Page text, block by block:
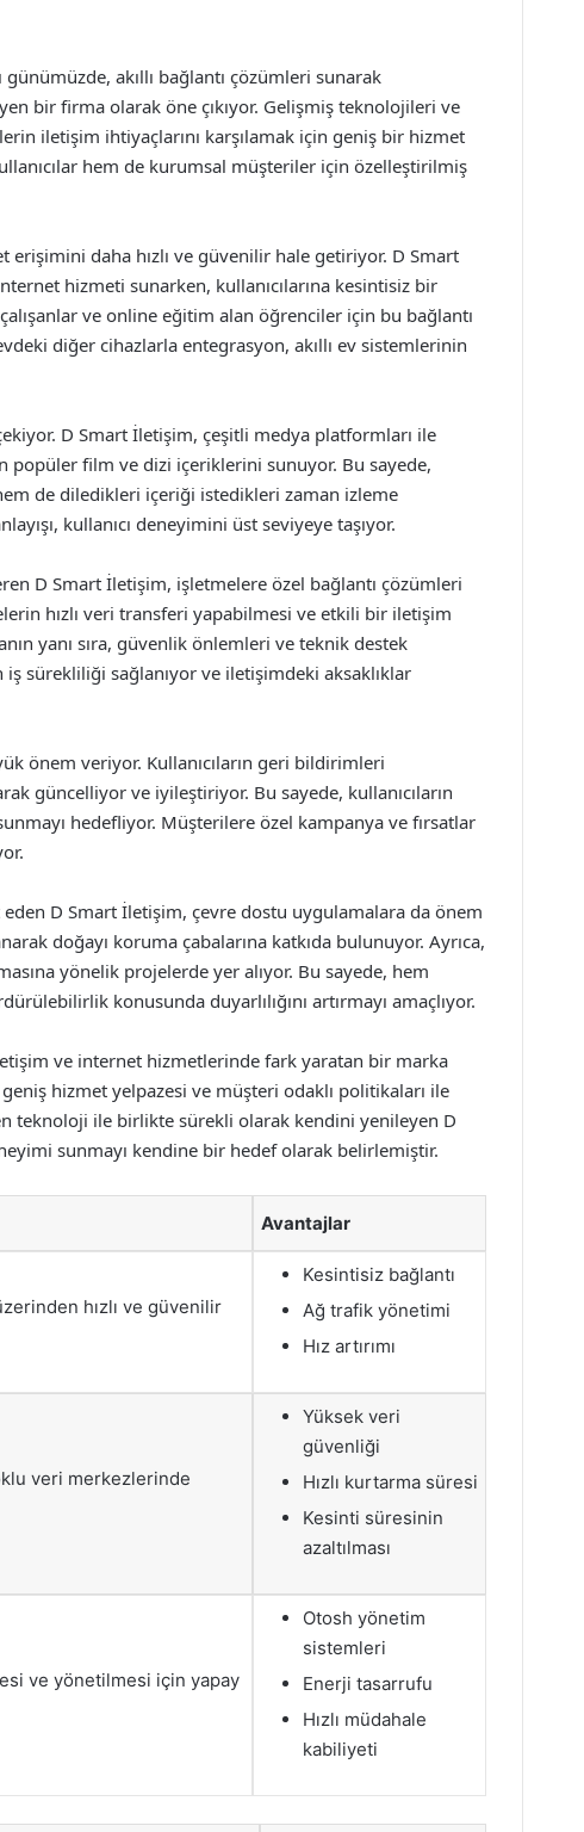
akıllı bağlantı çözümleri sunarak
bir firma olarak öne çıkıyor. Gelişmiş teknolojileri ve
iletişim ihtiyaçlarını karşılamak için geniş bir hizmet
hem de kurumsal müşteriler için özelleştirilmiş
erişimini daha hızlı ve güvenilir hale getiriyor. D Smart
hizmeti sunarken, kullanıcılarına kesintisiz bir
ve online eğitim alan öğrenciler için bu bağlantı
diğer cihazlarla entegrasyon, akıllı ev sistemlerinin
D Smart İletişim, çeşitli medya platformları ile
popüler film ve dizi içeriklerini sunuyor. Bu sayede,
de diledikleri içeriği istedikleri zaman izleme
kullanıcı deneyimini üst seviyeye taşıyor.
D Smart İletişim, işletmelere özel bağlantı çözümleri
hızlı veri transferi yapabilmesi ve etkili bir iletişim
yanı sıra, güvenlik önlemleri ve teknik destek
sürekliliği sağlanıyor ve iletişimdeki aksaklıklar
önem veriyor. Kullanıcıların geri bildirimleri
güncelliyor ve iyileştiriyor. Bu sayede, kullanıcıların
hedefliyor. Müşterilere özel kampanya ve fırsatlar
D Smart İletişim, çevre dostu uygulamalara da önem
doğayı koruma çabalarına katkıda bulunuyor. Ayrıca,
yönelik projelerde yer alıyor. Bu sayede, hem
konusunda duyarlılığını artırmayı amaçlıyor.
ve internet hizmetlerinde fark yaratan bir marka
hizmet yelpazesi ve müşteri odaklı politikaları ile
teknoloji ile birlikte sürekli olarak kendini yenileyen D
sunmayı kendine bir hedef olarak belirlemiştir.
Avantajlar
hızlı ve güvenilir
Kesintisiz bağlantı
Ağ trafik yönetimi
Hız artırımı
veri merkezlerinde
Yüksek veri
güvenliği
Hızlı kurtarma süresi
Kesinti süresinin
azaltılması
ve yönetilmesi için yapay
Otosh yönetim
sistemleri
Enerji tasarrufu
Hızlı müdahale
kabiliyeti